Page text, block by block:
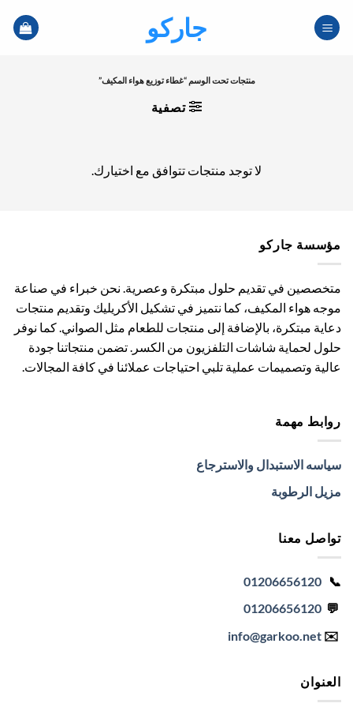
للمحتوى
جاركو
منتجات تحت الوسم “غطاء توزيع هواء المكيف”
تصفية
لا توجد منتجات تتوافق مع اختيارك.
مؤسسة جاركو
متخصصين في تقديم حلول مبتكرة وعصرية. نحن خبراء في صناعة
موجه هواء المكيف، كما نتميز في تشكيل الأكريليك وتقديم منتجات
دعاية مبتكرة، بالإضافة إلى منتجات للطعام مثل الصواني. كما نوفر
حلول لحماية شاشات التلفزيون من الكسر. تضمن منتجاتنا جودة
عالية وتصميمات عملية تلبي احتياجات عملائنا في كافة المجالات.
روابط مهمة
سياسه الاستبدال والاسترجاع
مزيل الرطوبة
تواصل معنا
📞
01206656120
💬
01206656120
✉️
info@garkoo.net
العنوان